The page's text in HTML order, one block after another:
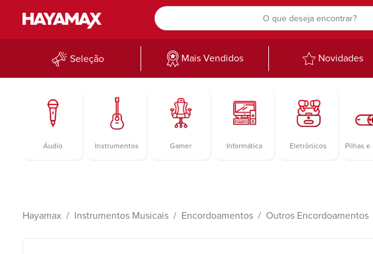
Seleção Mais Vendidos Novidades
Áudio Instrumentos Gamer Informática Eletrônicos Pilhas e
Hayamax Instrumentos Musicais Encordoamentos Outros Encordoamentos